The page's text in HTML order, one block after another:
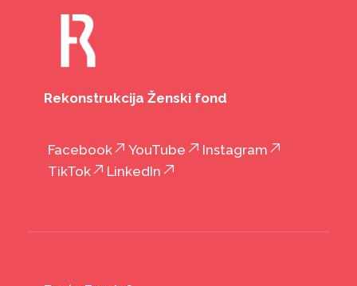
Rekonstrukcija Ženski fond
Facebook YouTube
Instagram
TikTok
LinkedIn